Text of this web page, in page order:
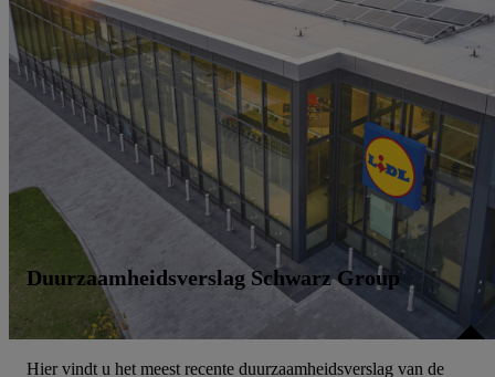
Duurzaamheidsverslag Schwarz Group
Hier vindt u het meest recente duurzaamheidsverslag van de